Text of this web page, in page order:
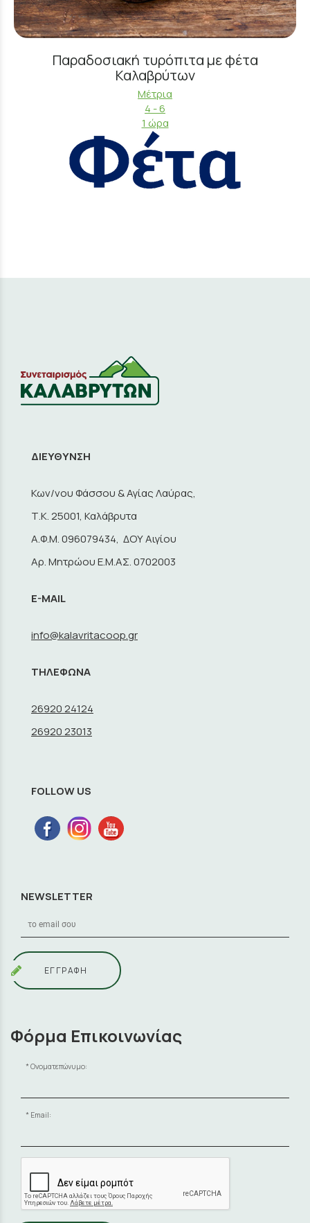
Παραδοσιακή τυρόπιτα με φέτα
Καλαβρύτων
Μέτρια
4 - 6
1 ώρα
ΔΙΕΥΘΥΝΣΗ
Κων/νου Φάσσου & Αγίας Λαύρας,
Τ.Κ. 25001, Καλάβρυτα
A.Φ.Μ. 096079434, ΔΟΥ Αιγίου
Αρ. Μητρώου Ε.Μ.ΑΣ. 0702003
E-MAIL
info@kalavritacoop.gr
ΤΗΛΕΦΩΝΑ
26920 24124
26920 23013
FOLLOW US
NEWSLETTER
ΕΓΓΡΑΦΗ
Φόρμα Επικοινωνίας
Ονοματεπώνυμο:
Email: